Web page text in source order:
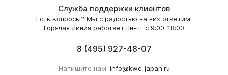
Служба поддержки клиентов
Есть вопросы? Мы с радостью на них ответим.
Горячая линия работает пн-пт с 9:00-18:00
8 (495) 927-48-07
Напишите нам: info@kwc-japan.ru